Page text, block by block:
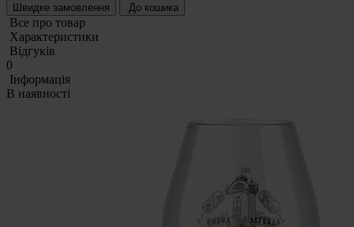
Швидке замовлення До кошика
Все про товар
Характеристики
Відгуків
0
Iнформація
В наявності